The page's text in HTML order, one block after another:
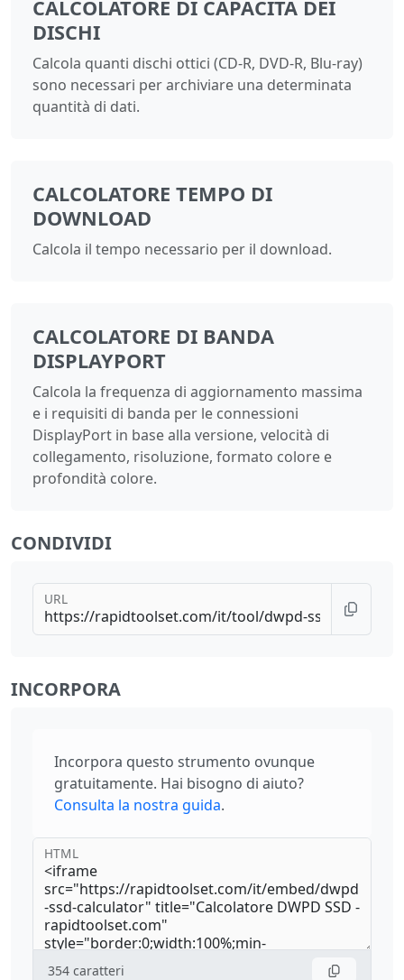
CALCOLATORE DI CAPACITÀ DEI
DISCHI
Calcola quanti dischi ottici (CD-R, DVD-R, Blu-ray)
sono necessari per archiviare una determinata
quantità di dati.
CALCOLATORE TEMPO DI
DOWNLOAD
Calcola il tempo necessario per il download.
CALCOLATORE DI BANDA
DISPLAYPORT
Calcola la frequenza di aggiornamento massima
e i requisiti di banda per le connessioni
DisplayPort in base alla versione, velocità di
collegamento, risoluzione, formato colore e
profondità colore.
CONDIVIDI
URL
INCORPORA
Incorpora questo strumento ovunque
gratuitamente. Hai bisogno di aiuto?
Consulta la nostra guida.
HTML
354 caratteri